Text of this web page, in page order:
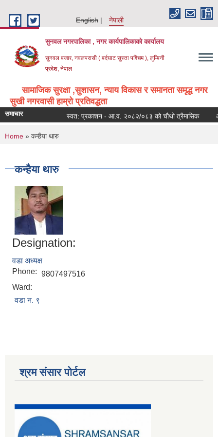
English
नेपाली
सुनवल नगरपालिका , नगर कार्यपालिकाको कार्यालय
सुनवल बजार, नवलपरासी ( बर्दघाट सुस्ता पश्चिम ), लुम्बिनी
प्रदेश, नेपाल
सामाजिक सुरक्षा ,सुशासन, न्याय विकास र समानता समृद्ध नगर
सुखी नगरवासी हाम्रो प्रतिवद्धता
समाचार स्वत: प्रकाशन - आ.व. २०८२/०८३ को चौथो त्रैमासिक
You are here
Home » कन्हैया थारु
कन्हैया थारु
Designation:
वडा अध्यक्ष
Phone: 9807497516
Ward:
वडा न. ९
श्रम संसार पोर्टल